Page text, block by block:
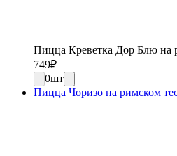
Пицца Креветка Дор Блю на
749₽
0шт
Пицца Чоризо на римском